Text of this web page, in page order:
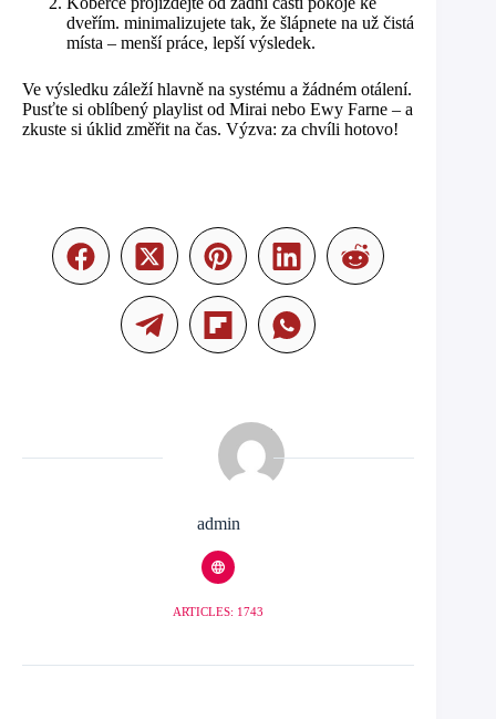
dveřím. minimalizujete tak, že šlápnete na už čistá
místa – menší práce, lepší výsledek.
Ve výsledku záleží hlavně na systému a žádném otálení.
Pusťte si oblíbený playlist od Mirai nebo Ewy Farne – a
zkuste si úklid změřit na čas. Výzva: za chvíli hotovo!
admin
ARTICLES: 1743